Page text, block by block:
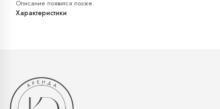
Описание появится позже.
Характеристики